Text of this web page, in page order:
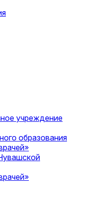
учреждение
образования